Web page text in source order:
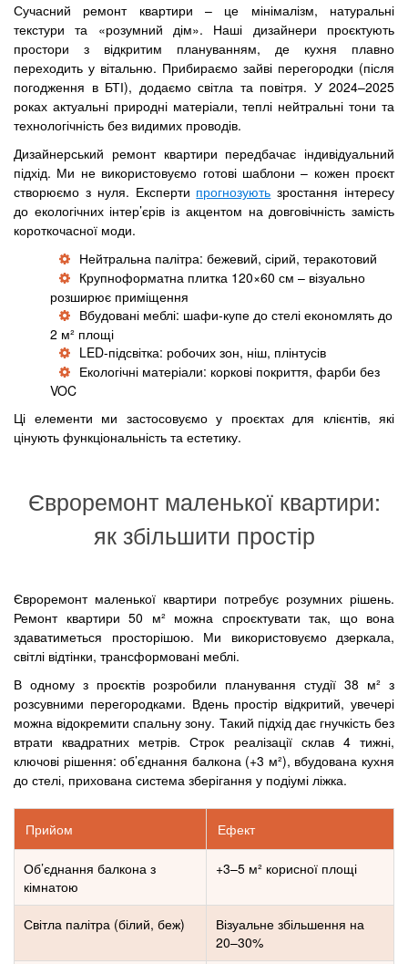
Сучасний ремонт квартири – це мінімалізм, натуральні
текстури та «розумний дім». Наші дизайнери проєктують
простори з відкритим плануванням, де кухня плавно
переходить у вітальню. Прибираємо зайві перегородки (після
погодження в БТІ), додаємо світла та повітря. У 2024–2025
роках актуальні природні матеріали, теплі нейтральні тони та
технологічність без видимих проводів.
Дизайнерський ремонт квартири передбачає індивідуальний
підхід. Ми не використовуємо готові шаблони – кожен проєкт
створюємо з нуля. Експерти прогнозують зростання інтересу
до екологічних інтер’єрів із акцентом на довговічність замість
короткочасної моди.
Нейтральна палітра: бежевий, сірий, теракотовий
Крупноформатна плитка 120×60 см – візуально
розширює приміщення
Вбудовані меблі: шафи-купе до стелі економлять до
2 м² площі
LED-підсвітка: робочих зон, ніш, плінтусів
Екологічні матеріали: коркові покриття, фарби без
VOC
Ці елементи ми застосовуємо у проєктах для клієнтів, які
цінують функціональність та естетику.
Євроремонт маленької квартири:
як збільшити простір
Євроремонт маленької квартири потребує розумних рішень.
Ремонт квартири 50 м² можна спроєктувати так, що вона
здаватиметься просторішою. Ми використовуємо дзеркала,
світлі відтінки, трансформовані меблі.
В одному з проєктів розробили планування студії 38 м² з
розсувними перегородками. Вдень простір відкритий, увечері
можна відокремити спальну зону. Такий підхід дає гнучкість без
втрати квадратних метрів. Строк реалізації склав 4 тижні,
ключові рішення: об’єднання балкона (+3 м²), вбудована кухня
до стелі, прихована система зберігання у подіумі ліжка.
Прийом Ефект
Об’єднання балкона з
кімнатою
+3–5 м² корисної площі
Світла палітра (білий, беж)
Візуальне збільшення на
20–30%